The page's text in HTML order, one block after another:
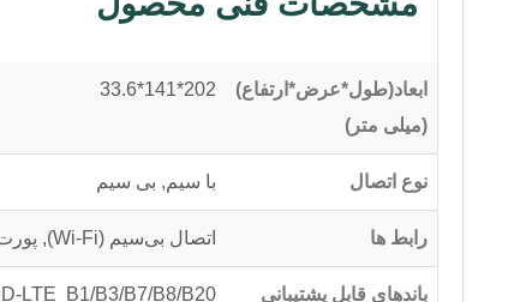
ابعاد(طول*عرض*ارتفاع)
(میلی متر)
202*141*33.6
نوع اتصال با سیم, بی سیم
رابط ها اتصال بی‌سیم (Wi-Fi), پورت RJ-45 LAN, پورت RJ-45 WAN/LAN, شیار سیم کارت
باندهای قابل پشتیبانی LTE B1/B3/B7/B8/B20